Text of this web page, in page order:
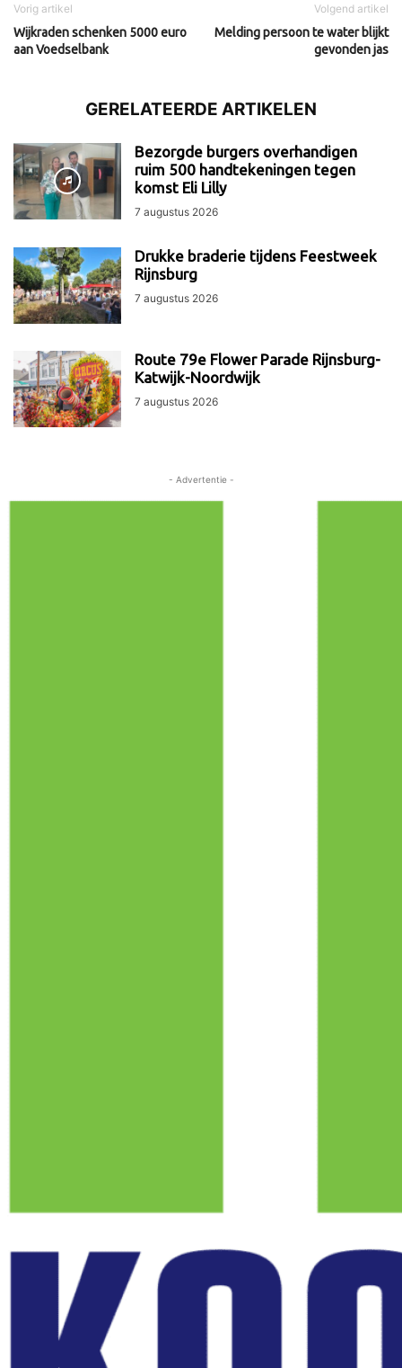
Vorig artikel
Wijkraden schenken 5000 euro
aan Voedselbank
Volgend artikel
Melding persoon te water blijkt
gevonden jas
GERELATEERDE ARTIKELEN
Bezorgde burgers overhandigen
ruim 500 handtekeningen tegen
komst Eli Lilly
7 augustus 2026
Drukke braderie tijdens Feestweek
Rijnsburg
7 augustus 2026
Route 79e Flower Parade Rijnsburg-
Katwijk-Noordwijk
7 augustus 2026
- Advertentie -